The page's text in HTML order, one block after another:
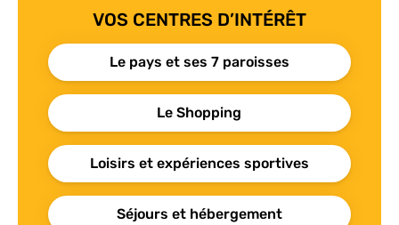
VOS CENTRES D’INTÉRÊT
Le pays et ses 7 paroisses
Le Shopping
Loisirs et expériences sportives
Séjours et hébergement